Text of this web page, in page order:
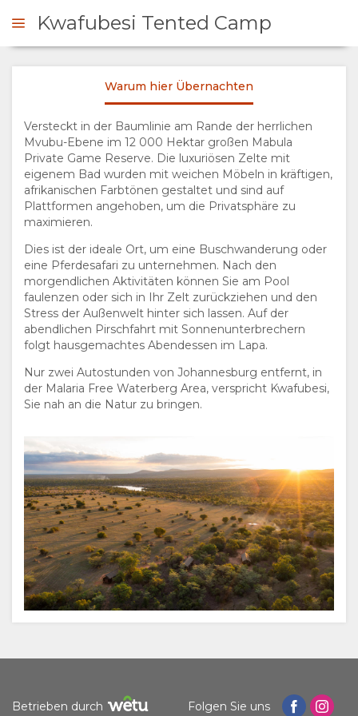
ÜBERSICHT
ÜBER
UNS
WARUM HIER
ÜBERNACHTEN
EINRICHTUNGEN
DOKUMENTE
ZIMMERKATEGORIE
GALERIE
FOTOS
VIDEOS
GENIESSEN
AKTIVITÄTEN
RESTAURANT
LANDKARTE
ORT
WEGBESCHREIBUNGEN
KONTAKT
SPRACHE
Kwafubesi Tented Camp
Warum hier Übernachten
Versteckt in der Baumlinie am Rande der herrlichen
Mvubu-Ebene im 12 000 Hektar großen Mabula
Private Game Reserve. Die luxuriösen Zelte mit
eigenem Bad wurden mit weichen Möbeln in kräftigen,
afrikanischen Farbtönen gestaltet und sind auf
Plattformen angehoben, um die Privatsphäre zu
maximieren.
Dies ist der ideale Ort, um eine Buschwanderung oder
eine Pferdesafari zu unternehmen. Nach den
morgendlichen Aktivitäten können Sie am Pool
faulenzen oder sich in Ihr Zelt zurückziehen und den
Stress der Außenwelt hinter sich lassen. Auf der
abendlichen Pirschfahrt mit Sonnenunterbrechern
folgt hausgemachtes Abendessen im Lapa.
Nur zwei Autostunden von Johannesburg entfernt, in
der Malaria Free Waterberg Area, verspricht Kwafubesi,
Sie nah an die Natur zu bringen.
Betrieben durch Folgen Sie uns